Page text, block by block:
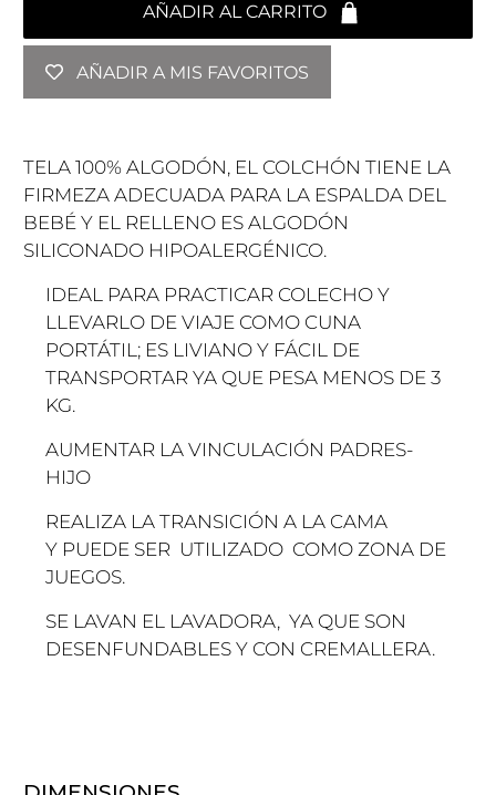
AÑADIR AL CARRITO
AÑADIR A MIS FAVORITOS
TELA 100% ALGODÓN, EL COLCHÓN TIENE LA
FIRMEZA ADECUADA PARA LA ESPALDA DEL
BEBÉ Y EL RELLENO ES ALGODÓN
SILICONADO HIPOALERGÉNICO.
IDEAL PARA PRACTICAR COLECHO Y
LLEVARLO DE VIAJE COMO CUNA
PORTÁTIL; ES LIVIANO Y FÁCIL DE
TRANSPORTAR YA QUE PESA MENOS DE 3
KG.
AUMENTAR LA VINCULACIÓN PADRES-
HIJO
REALIZA LA TRANSICIÓN A LA CAMA
Y PUEDE SER UTILIZADO COMO ZONA DE
JUEGOS.
SE LAVAN EL LAVADORA, YA QUE SON
DESENFUNDABLES Y CON CREMALLERA.